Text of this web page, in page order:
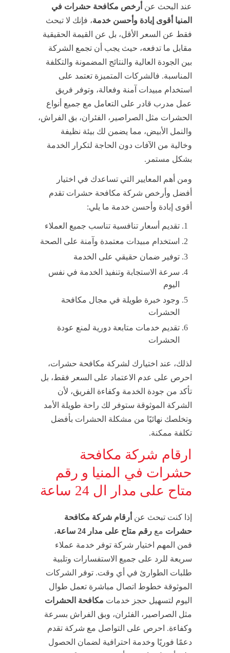
عند البحث عن أرخص مكافحة حشرات في
المنيا أقوى إبادة وأحسن خدمة، فإنك لا تبحث
فقط عن السعر الأقل، بل عن القيمة الحقيقية
مقابل ما تدفعه، حيث يجب أن تجمع الشركة
بين الجودة العالية والنتائج المضمونة والتكلفة
المناسبة. فالشركات المتميزة تعتمد على
استخدام مبيدات آمنة وفعالة، وتوفر فريق
عمل مدرب قادر على التعامل مع جميع أنواع
الحشرات مثل الصراصير، الفئران، بق الفراش،
والنمل الأبيض، مما يضمن لك بيئة نظيفة
وخالية من الآفات دون الحاجة لتكرار الخدمة
بشكل مستمر.
ومن أهم المعايير التي تساعدك في اختيار
أفضل وأرخص شركة مكافحة حشرات تقدم
أقوى إبادة وأحسن خدمة ما يلي:
تقديم أسعار تنافسية تناسب جميع العملاء
استخدام مبيدات معتمدة وآمنة على الصحة
توفير ضمان حقيقي على الخدمة
سرعة الاستجابة وتنفيذ الخدمة في نفس
اليوم
وجود خبرة طويلة في مجال مكافحة
الحشرات
تقديم خدمات متابعة دورية لمنع عودة
الحشرات
لذلك، عند اختيارك لشركة مكافحة حشرات،
احرص على عدم الاعتماد على السعر فقط، بل
تأكد من جودة الخدمة وكفاءة الفريق، لأن
الشركة الموثوقة ستوفر لك راحة طويلة الأمد
وتخلصك نهائيًا من مشكلة الحشرات بأفضل
تكلفة ممكنة.
ارقام شركة مكافحة
حشرات في المنيا و رقم
متاح على مدار ال 24 ساعة
إذا كنت تبحث عن أرقام شركة مكافحة
حشرات مع رقم متاح على مدار 24 ساعة
،
فمن المهم اختيار شركة توفر خدمة عملاء
سريعة للرد على جميع الاستفسارات وتلبية
طلبات الطوارئ في أي وقت. توفر الشركات
الموثوقة خطوط اتصال مباشرة تعمل طوال
اليوم لتسهيل حجز خدمات مكافحة الحشرات
مثل الصراصير، الفئران، وبق الفراش بسرعة
وكفاءة. احرص على التواصل مع شركة تقدم
دعمًا فوريًا وخدمة احترافية لضمان الحصول